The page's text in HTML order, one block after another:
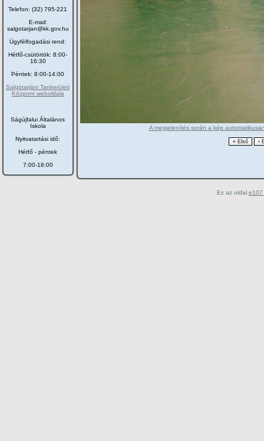
Telefon: (32) 795-221
E-mail:
salgotarjan@kk.gov.hu
Ügyfélfogadási rend:
Hétfő-csütörtök: 8:00-
16:30
Péntek: 8:00-14:00
Salgótarjáni Tankerületi
Központ weboldala
Ságújfalui Általános
Iskola
Nyitvatartási idő:
Hétfő - péntek
7:00-18:00
A megjelenítés során a kép
Ez az oldal e107